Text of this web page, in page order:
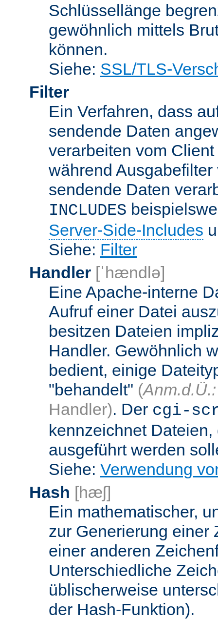
Schlüssellänge
gewöhnlich mittels
können.
Siehe: SSL/TLS-
Filter
Ein Verfahren, dass
sendende Daten
verarbeiten vom
während
sendende Daten
INCLUDES
Server-Side-Includes
Siehe: Filter
Handler [ˈhændlə]
Eine Apache-interne
Aufruf einer Datei
besitzen Dateien
Handler. Gewöhnlich
bedient, einige
"behandelt" (Anm.d.Ü.:
Handler). Der cgi-
kennzeichnet
ausgeführt werden
Siehe: Verwendung
Hash [hæʃ]
Ein mathematischer,
zur Generierung einer
einer anderen
Unterschiedliche
üblischerweise
der Hash-Funktion).